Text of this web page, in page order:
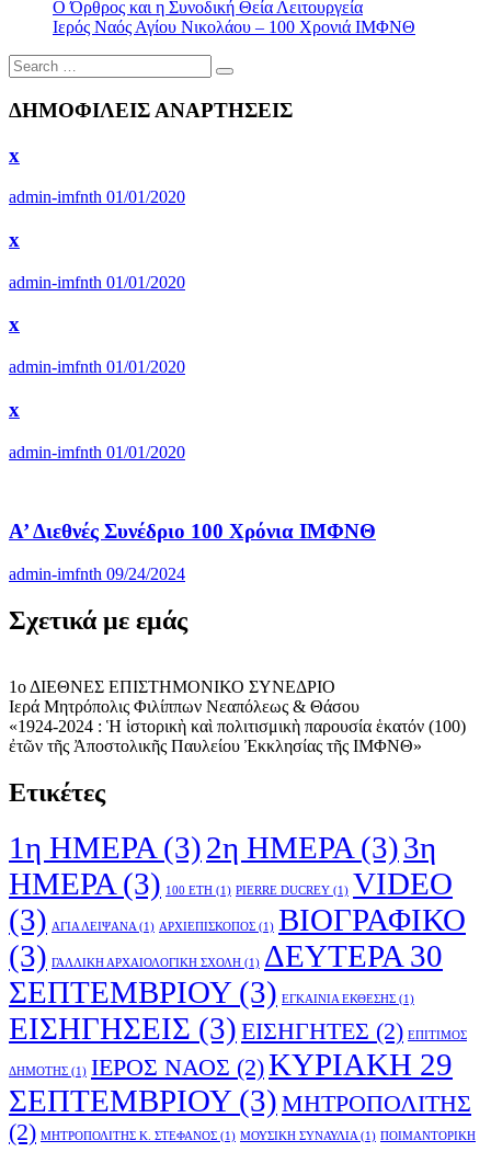
Ο Όρθρος και η Συνοδική Θεία Λειτουργεία
Ιερός Ναός Αγίου Νικολάου – 100 Χρονιά ΙΜΦΝΘ
Search
ΔΗΜΟΦΙΛΕΙΣ ΑΝΑΡΤΗΣΕΙΣ
x
admin-imfnth 01/01/2020
x
admin-imfnth 01/01/2020
x
admin-imfnth 01/01/2020
x
admin-imfnth 01/01/2020
Α’ Διεθνές Συνέδριο 100 Χρόνια ΙΜΦΝΘ
admin-imfnth 09/24/2024
Σχετικά με εμάς
1ο ΔΙΕΘΝΕΣ ΕΠΙΣΤΗΜΟΝΙΚΟ ΣΥΝΕΔΡΙΟ
Ιερά Μητρόπολις Φιλίππων Νεαπόλεως & Θάσου
«1924-2024 : Ἡ ἱστορικὴ καὶ πολιτισμικὴ παρουσία ἑκατόν (100)
ἐτῶν τῆς Ἀποστολικῆς Παυλείου Ἐκκλησίας τῆς ΙΜΦΝΘ»
Ετικέτες
1η ΗΜΕΡΑ (3)2η ΗΜΕΡΑ (3)3η
ΗΜΕΡΑ (3) 100 ΕΤΗ (1) PIERRE DUCREY (1) VIDEO
(3) ΑΓΙΑ ΛΕΙΨΑΝΑ (1) ΑΡΧΙΕΠΙΣΚΟΠΟΣ (1) ΒΙΟΓΡΑΦΙΚΟ
(3) ΓΑΛ­ΛΙΚΗ ΑΡΧΑΙΟΛΟΓΙΚΗ ΣΧΟΛΗ (1) ΔΕΥΤΕΡΑ 30
ΣΕΠΤΕΜΒΡΙΟΥ(3) ΕΓΚΑΙΝΙΑ ΕΚΘΕΣΗΣ (1)
ΕΙΣΗΓΗΣΕΙΣ (3) ΕΙΣΗΓΗΤΕΣ (2) ΕΠΙΤΙΜΟΣ
ΔΗΜΟΤΗΣ (1) ΙΕΡΟΣ ΝΑΟΣ (2)ΚΥΡΙΑΚΗ 29
ΣΕΠΤΕΜΒΡΙΟΥ(3) ΜΗΤΡΟΠΟΛΙΤΗΣ
(2) ΜΗΤΡΟΠΟΛΙΤΗΣ Κ. ΣΤΕΦΑΝΟΣ (1) ΜΟΥΣΙΚΗ ΣΥΝΑΥΛΙΑ (1) ΠΟΙΜΑΝΤΟΡΙΚΗ